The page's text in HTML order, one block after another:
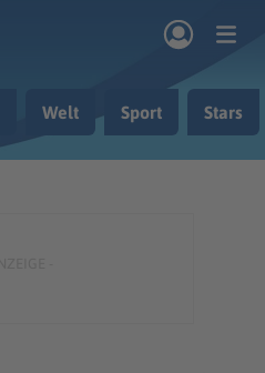
Welt Sport Stars